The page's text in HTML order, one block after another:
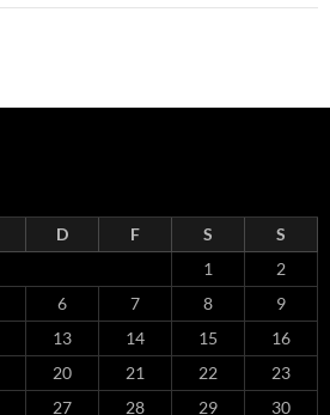
D F S
S
1
2
6 7 8
9
13 14 15
16
20 21 22
23
27 28 29
30